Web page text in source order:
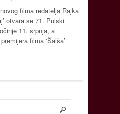
filma redatelja Rajka
otvara se 71. Pulski
11. srpnja, a
filma ‘Šalša’